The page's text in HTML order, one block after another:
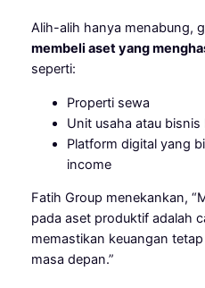
Alih-alih hanya menabung,
membeli aset yang
seperti:
Properti sewa
Unit usaha atau bisnis
Platform digital yang
income
Fatih Group menekankan,
pada aset produktif adalah
memastikan keuangan
masa depan.”